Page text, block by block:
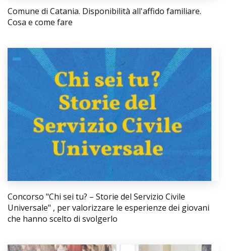
Comune di Catania. Disponibilità all'affido familiare.
Cosa e come fare
Concorso "Chi sei tu? – Storie del Servizio Civile
Universale" , per valorizzare le esperienze dei giovani
che hanno scelto di svolgerlo